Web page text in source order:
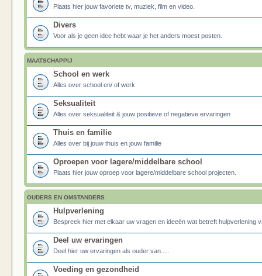
Plaats hier jouw favoriete tv, muziek, film en video.
Divers
Voor als je geen idee hebt waar je het anders moest posten.
MAATSCHAPPIJ
School en werk
Alles over school en/ of werk
Seksualiteit
Alles over seksualiteit & jouw positieve of negatieve ervaringen
Thuis en familie
Alles over bij jouw thuis en jouw familie
Oproepen voor lagere/middelbare school
Plaats hier jouw oproep voor lagere/middelbare school projecten.
OUDERS EN OMSTANDERS
Hulpverlening
Bespreek hier met elkaar uw vragen en ideeën wat betreft hulpverlening
Deel uw ervaringen
Deel hier uw ervaringen als ouder van.....
Voeding en gezondheid